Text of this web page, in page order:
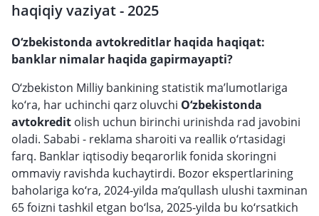
haqiqiy vaziyat - 2025
O‘zbekistonda avtokreditlar haqida haqiqat:
banklar nimalar haqida gapirmayapti?
O‘zbekiston Milliy bankining statistik ma’lumotlariga
ko‘ra, har uchinchi qarz oluvchi O‘zbekistonda
avtokredit olish uchun birinchi urinishda rad javobini
oladi. Sababi - reklama sharoiti va reallik o‘rtasidagi
farq. Banklar iqtisodiy beqarorlik fonida skoringni
ommaviy ravishda kuchaytirdi. Bozor ekspertlarining
baholariga ko‘ra, 2024-yilda ma’qullash ulushi taxminan
65 foizni tashkil etgan bo‘lsa, 2025-yilda bu ko‘rsatkich